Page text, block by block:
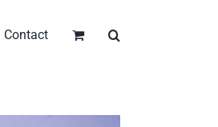
Contact